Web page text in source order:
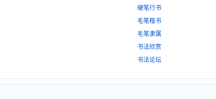
硬笔行书
毛笔楷书
毛笔隶属
书法欣赏
书法论坛